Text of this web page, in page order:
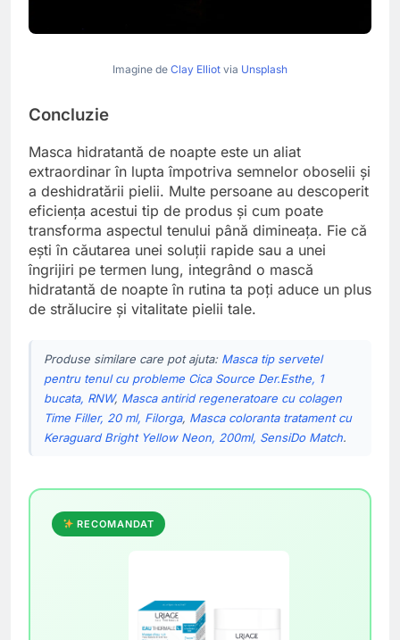
Imagine de Clay Elliot via Unsplash
Concluzie
Masca hidratantă de noapte este un aliat
extraordinar în lupta împotriva semnelor oboselii și
a deshidratării pielii. Multe persoane au descoperit
eficiența acestui tip de produs și cum poate
transforma aspectul tenului până dimineața. Fie că
ești în căutarea unei soluții rapide sau a unei
îngrijiri pe termen lung, integrând o mască
hidratantă de noapte în rutina ta poți aduce un plus
de strălucire și vitalitate pielii tale.
Produse similare care pot ajuta: Masca tip servetel
pentru tenul cu probleme Cica Source Der.Esthe, 1
bucata, RNW, Masca antirid regeneratoare cu colagen
Time Filler, 20 ml, Filorga, Masca coloranta tratament cu
Keraguard Bright Yellow Neon, 200ml, SensiDo Match.
RECOMANDAT